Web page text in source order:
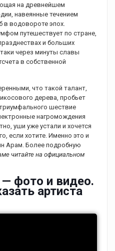
на древнейшем
навеянные течением
в водовороте эпох.
путешествует по стране,
и больших
через минуты славы
в собственной
что такой талант,
дерева, пробьет
шествие
нагромождения
уши уже устали и хочется
если хотите. Именно это и
Арам. Более подробную
читайте на официальном
фото и видео.
артиста